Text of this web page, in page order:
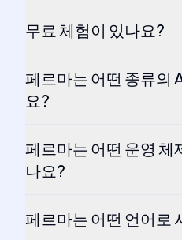
무료 체험이 있나요?
페르마는 어떤 종류의
요?
페르마는 어떤 운영 체
나요?
페르마는 어떤 언어로